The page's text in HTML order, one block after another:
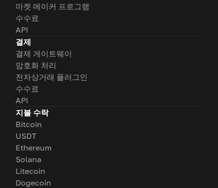
마켓 메이커 프로그램
수수료
API
결제
결제 게이트웨이
암호화 처리
전자상거래 플러그인
수수료
API
지불 수락
Bitcoin
USDT
Ethereum
Solana
Litecoin
Dogecoin